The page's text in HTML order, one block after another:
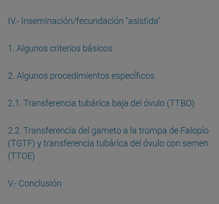
IV.- Inseminación/fecundación "asistida"
1. Algunos criterios básicos
2. Algunos procedimientos específicos.
2.1. Transferencia tubárica baja del óvulo (TTBO)
2.2. Transferencia del gameto a la trompa de Falopio
(TGTF) y transferencia tubárica del óvulo con semen
(TTOE)
V.- Conclusión